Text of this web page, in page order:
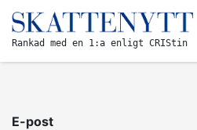
Rankad med en 1:a enligt CRIStin
E-post